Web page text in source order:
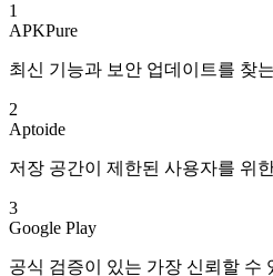
1
APKPure
최신 기능과 보안 업데이트를 찾
2
Aptoide
저장 공간이 제한된 사용자를 위
3
Google Play
공식 검증이 있는 가장 신뢰할 수